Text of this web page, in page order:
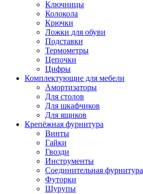
Ключницы
Колокола
Крючки
Ложки для обуви
Подставки
Термометры
Цепочки
Цифры
Комплектующие для мебели
Амортизаторы
Для столов
Для шкафчиков
Для ящиков
Крепёжная фурнитура
Винты
Гайки
Гвозди
Инструменты
Соединительная фурнитура
Футорки
Шурупы